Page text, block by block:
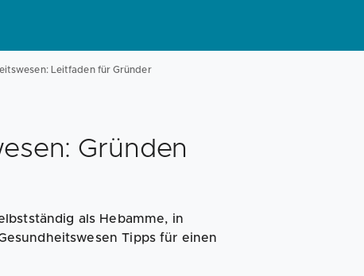
Leitfaden für Gründer
Gründen
als Hebamme, in
Tipps für einen